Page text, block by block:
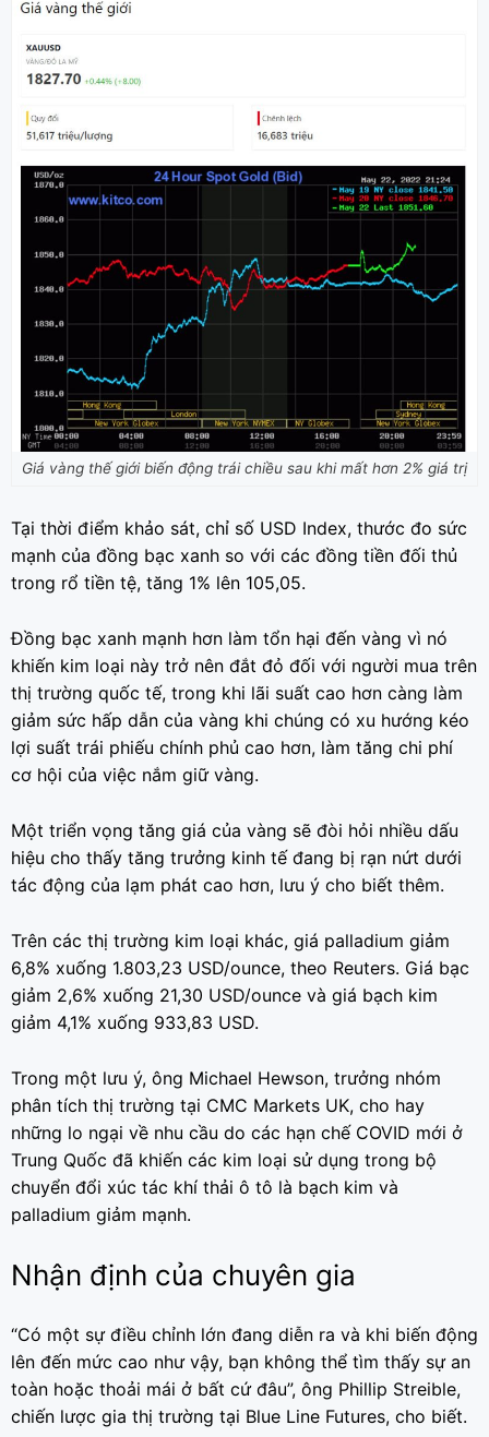
Giá vàng thế giới biến động trái chiều sau khi mất hơn 2% giá trị
Tại thời điểm khảo sát, chỉ số USD Index, thước đo sức
mạnh của đồng bạc xanh so với các đồng tiền đối thủ
trong rổ tiền tệ, tăng 1% lên 105,05.
Đồng bạc xanh mạnh hơn làm tổn hại đến vàng vì nó
khiến kim loại này trở nên đắt đỏ đối với người mua trên
thị trường quốc tế, trong khi lãi suất cao hơn càng làm
giảm sức hấp dẫn của vàng khi chúng có xu hướng kéo
lợi suất trái phiếu chính phủ cao hơn, làm tăng chi phí
cơ hội của việc nắm giữ vàng.
Một triển vọng tăng giá của vàng sẽ đòi hỏi nhiều dấu
hiệu cho thấy tăng trưởng kinh tế đang bị rạn nứt dưới
tác động của lạm phát cao hơn, lưu ý cho biết thêm.
Trên các thị trường kim loại khác, giá palladium giảm
6,8% xuống 1.803,23 USD/ounce, theo Reuters. Giá bạc
giảm 2,6% xuống 21,30 USD/ounce và giá bạch kim
giảm 4,1% xuống 933,83 USD.
Trong một lưu ý, ông Michael Hewson, trưởng nhóm
phân tích thị trường tại CMC Markets UK, cho hay
những lo ngại về nhu cầu do các hạn chế COVID mới ở
Trung Quốc đã khiến các kim loại sử dụng trong bộ
chuyển đổi xúc tác khí thải ô tô là bạch kim và
palladium giảm mạnh.
Nhận định của chuyên gia
“Có một sự điều chỉnh lớn đang diễn ra và khi biến động
lên đến mức cao như vậy, bạn không thể tìm thấy sự an
toàn hoặc thoải mái ở bất cứ đâu”, ông Phillip Streible,
chiến lược gia thị trường tại Blue Line Futures, cho biết.